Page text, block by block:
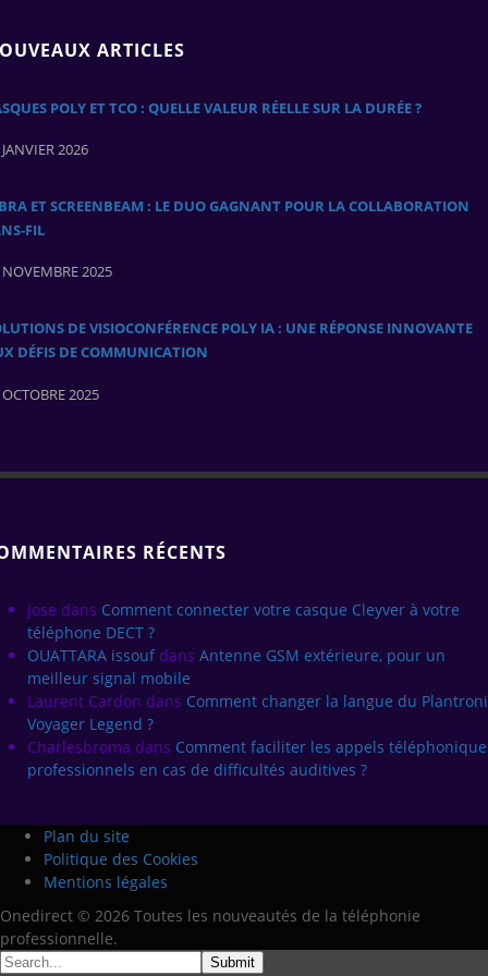
ARTICLES
POLY ET TCO : QUELLE VALEUR RÉELLE SUR LA DURÉE ?
2026
ET SCREENBEAM : LE DUO GAGNANT POUR LA COLLABORATION
2025
DE VISIOCONFÉRENCE POLY IA : UNE RÉPONSE INNOVANTE
DÉFIS DE COMMUNICATION
2025
RÉCENTS
jose dans Comment connecter votre casque Cleyver à votre
téléphone DECT ?
OUATTARA issouf dans Antenne GSM extérieure, pour un
meilleur signal mobile
Laurent Cardon dans Comment changer la langue du
Voyager Legend ?
Charlesbroma dans Comment faciliter les appels
professionnels en cas de difficultés auditives ?
Plan du site
Politique des Cookies
Mentions légales
Onedirect © 2026 Toutes les nouveautés de la téléphonie
professionnelle.
Submit